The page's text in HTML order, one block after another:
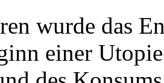
wurde das
einer